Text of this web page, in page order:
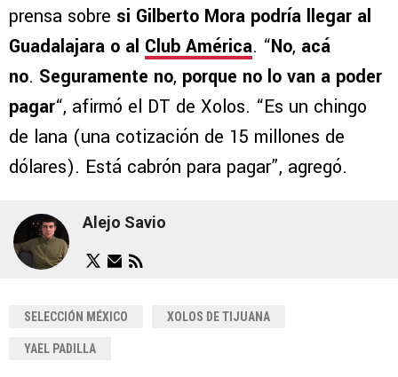
prensa sobre si Gilberto Mora podría llegar al
Guadalajara o al Club América. “No, acá
no. Seguramente no, porque no lo van a poder
pagar“, afirmó el DT de Xolos. “Es un chingo
de lana (una cotización de 15 millones de
dólares). Está cabrón para pagar”, agregó.
Alejo Savio
SELECCIÓN MÉXICO XOLOS DE TIJUANA
YAEL PADILLA